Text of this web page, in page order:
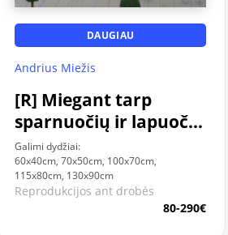
DAUGIAU
Andrius Miežis
[R] Miegant tarp
sparnuočių ir lapuočių
(2025)
Galimi dydžiai:
60x40cm, 70x50cm, 100x70cm,
115x80cm, 130x90cm
Reprodukcijos ant drobės
80-290€